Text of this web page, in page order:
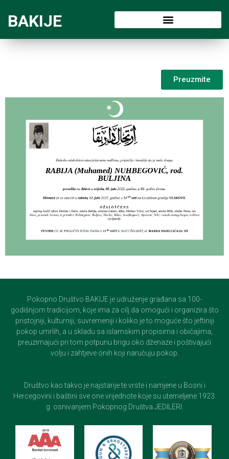
BAKIJE
Preuzmite
Pokopno Društvo BAKIJE je udruženje građana sa 100-
godišnjom tradicijom, koje ima za cilj da omogući i organizira što
pristojniji, kulturniji, suvremeniji i koliko je to moguće što jeftiniji
pokop umrlih, a u skladu sa islamskim propisima i običajima,
preuzimajući pri tom potpunu brigu oko dženaze i poštivajući
volju i zahtjeve onih koji naručuju pokop.
Društvo kao takvo je najstarije te vrste i namjene u Bosni i
Hercegovini i baštini sve one vrijednote koje su utemeljene 1923.
g. osnivanjem Pokopnog Društva JEDILERI.